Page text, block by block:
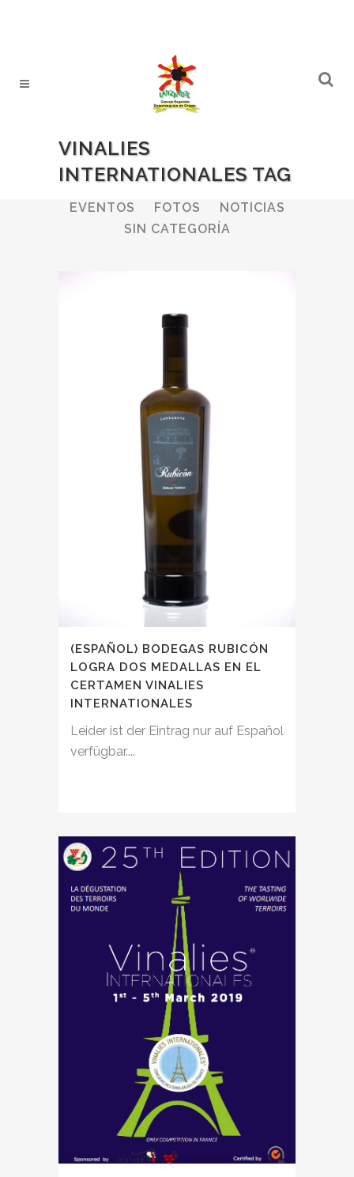
VINALIES
INTERNATIONALES TAG
ALL BODEGAS
BOLETINES
EVENTOS
FOTOS
NOTICIAS
SIN CATEGORÍA
(ESPAÑOL) BODEGAS RUBICÓN
LOGRA DOS MEDALLAS EN EL
CERTAMEN VINALIES
INTERNATIONALES
Leider ist der Eintrag nur auf Español
verfügbar....